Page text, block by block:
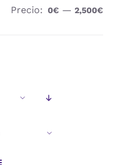
Precio: 0€ —2,500€